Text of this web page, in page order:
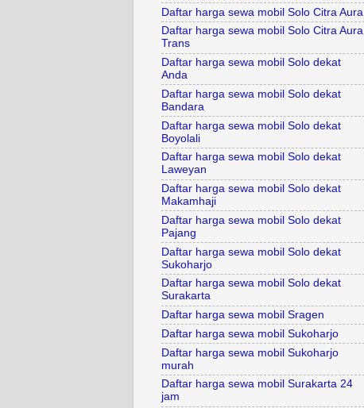
Daftar harga sewa mobil Solo Citra Aura
Daftar harga sewa mobil Solo Citra Aura
Trans
Daftar harga sewa mobil Solo dekat
Anda
Daftar harga sewa mobil Solo dekat
Bandara
Daftar harga sewa mobil Solo dekat
Boyolali
Daftar harga sewa mobil Solo dekat
Laweyan
Daftar harga sewa mobil Solo dekat
Makamhaji
Daftar harga sewa mobil Solo dekat
Pajang
Daftar harga sewa mobil Solo dekat
Sukoharjo
Daftar harga sewa mobil Solo dekat
Surakarta
Daftar harga sewa mobil Sragen
Daftar harga sewa mobil Sukoharjo
Daftar harga sewa mobil Sukoharjo
murah
Daftar harga sewa mobil Surakarta 24
jam